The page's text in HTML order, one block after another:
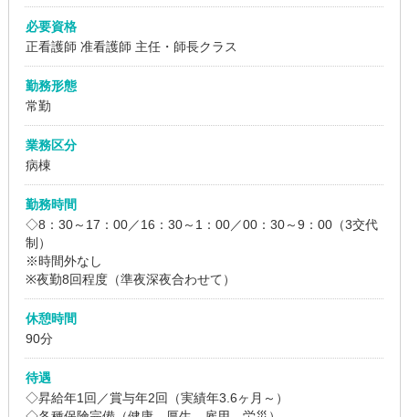
必要資格
正看護師 准看護師 主任・師長クラス
勤務形態
常勤
業務区分
病棟
勤務時間
◇8：30～17：00／16：30～1：00／00：30～9：00（3交代
制）
※時間外なし
※夜勤8回程度（準夜深夜合わせて）
休憩時間
90分
待遇
◇昇給年1回／賞与年2回（実績年3.6ヶ月～）